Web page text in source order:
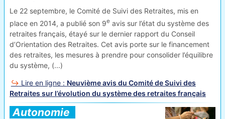
Le 22 septembre, le Comité de Suivi des Retraites, mis en
place en 2014, a publié son 9e avis sur l’état du système des
retraites français, étayé sur le dernier rapport du Conseil
d’Orientation des Retraites. Cet avis porte sur le financement
des retraites, les mesures à prendre pour consolider l’équilibre
du système, (...)
Lire en ligne : Neuvième avis du Comité de Suivi des
Retraites sur l’évolution du système des retraites français
Autonomie